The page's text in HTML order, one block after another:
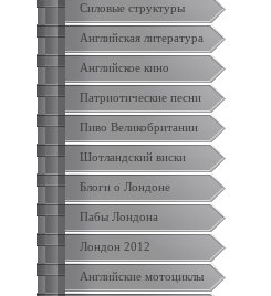
Силовые структуры
Английская литература
Английское кино
Патриотические песни
Пиво Великобритании
Шотландский виски
Блоги о Лондоне
Пабы Лондона
Лондон 2012
Английские мотоциклы